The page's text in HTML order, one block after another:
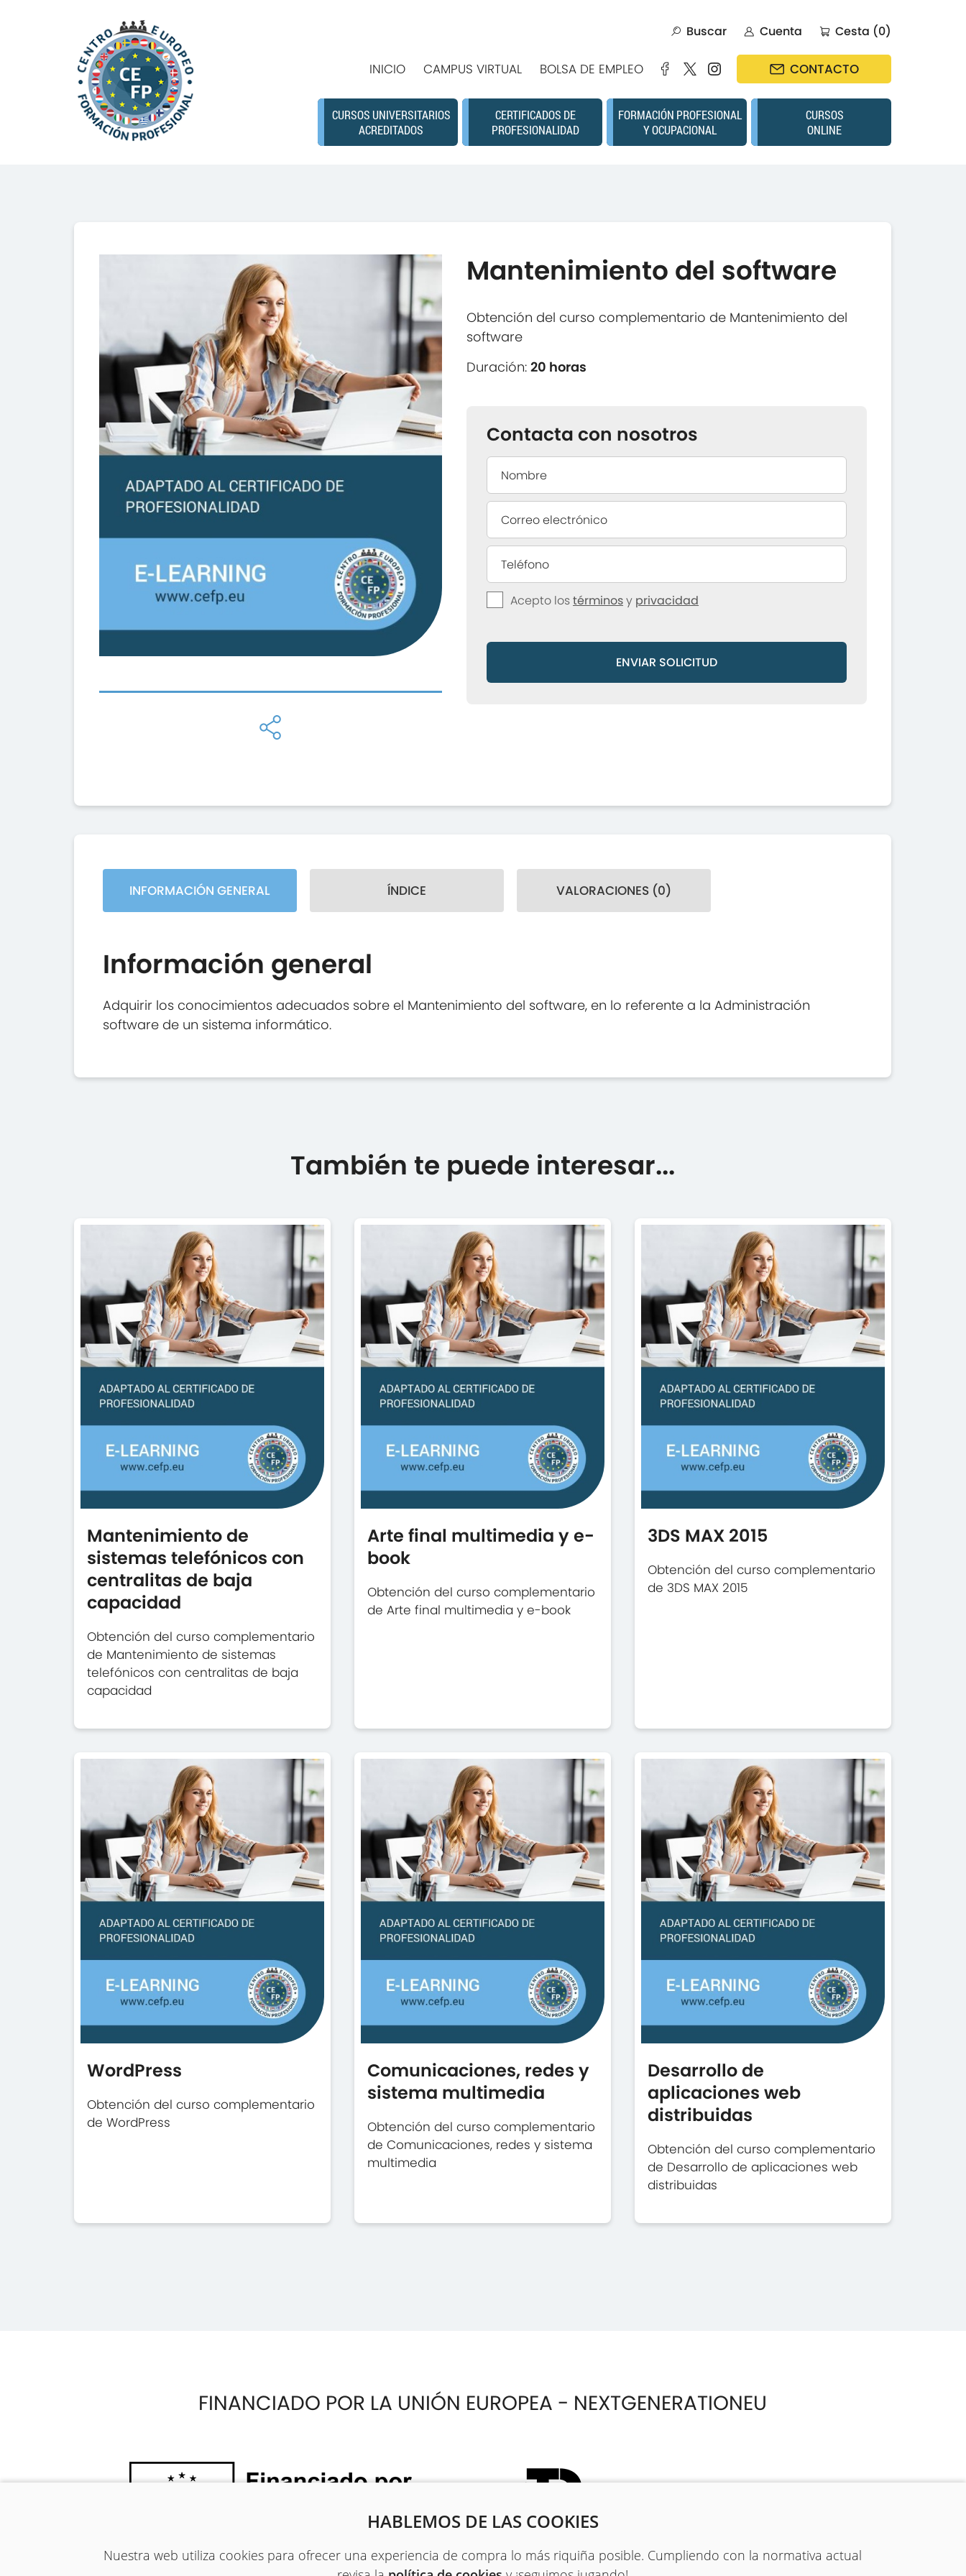
HABLEMOS DE LAS COOKIES
Nuestra web utiliza cookies para ofrecer una experiencia de compra lo más riquiña posible. Cumpliendo con la normativa actual
Buscar Cuenta Cesta (0)
INICIO CAMPUS VIRTUAL BOLSA DE EMPLEO CONTACTO
CURSOS UNIVERSITARIOS
ACREDITADOS
CERTIFICADOS DE
PROFESIONALIDAD
FORMACIÓN PROFESIONAL
Y OCUPACIONAL
CURSOS
ONLINE
Mantenimiento del software
Obtención del curso complementario de Mantenimiento del
software
Duración:20 horas
Contacta con nosotros
Acepto lostérminosy privacidad
ENVIAR SOLICITUD
INFORMACIÓN GENERAL ÍNDICE VALORACIONES (0)
Información general
Adquirir los conocimientos adecuados sobre el Mantenimiento del software, en lo referente a la Administración
software de un sistema informático.
También te puede interesar...
Mantenimiento de
sistemas telefónicos con
centralitas de baja
capacidad
Obtención del curso complementario
de Mantenimiento de sistemas
telefónicos con centralitas de baja
capacidad
Arte final multimedia y e-
book
Obtención del curso complementario
de Arte final multimedia y e-book
3DS MAX 2015
Obtención del curso complementario
de 3DS MAX 2015
WordPress
Obtención del curso complementario
de WordPress
Comunicaciones, redes y
sistema multimedia
Obtención del curso complementario
de Comunicaciones, redes y sistema
multimedia
Desarrollo de
aplicaciones web
distribuidas
Obtención del curso complementario
de Desarrollo de aplicaciones web
distribuidas
FINANCIADO POR LA UNIÓN EUROPEA - NEXTGENERATIONEU